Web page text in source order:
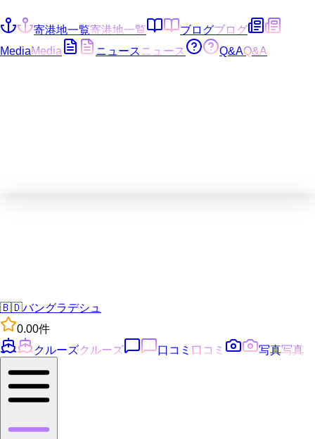
寄港地一覧寄港地一覧 ブログブログ
MediaMedia ニュース ニュース Q&AQ&A
🇧🇩バングラデシュ
0.00件
クルーズクルーズ 口コミ 口コミ 写真写真